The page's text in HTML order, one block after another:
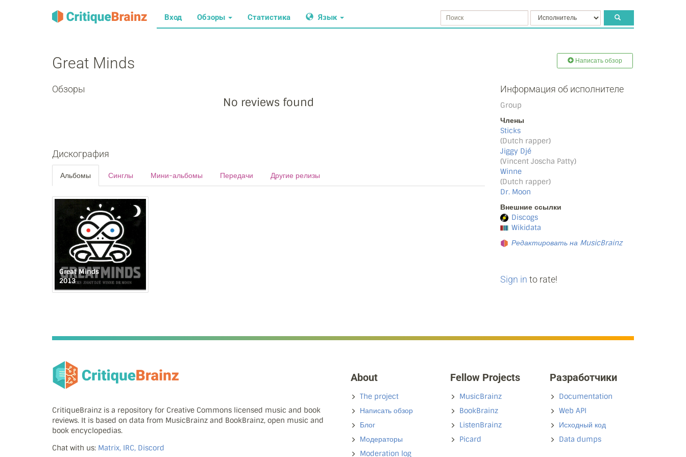
Вход Обзоры Статистика Язык
Great Minds Написать обзор
Обзоры
No reviews found
Дискография
Альбомы Синглы Мини-альбомы Передачи Другие релизы
Great Minds
2013
Информация об исполнителе
Group
Члены
Sticks
(Dutch rapper)
Jiggy Djé
(Vincent Joscha Patty)
Winne
(Dutch rapper)
Dr. Moon
Внешние ссылки
Discogs
Wikidata
Редактировать на MusicBrainz
Sign in to rate!
CritiqueBrainz is a repository for Creative Commons licensed music and book
reviews. It is based on data from MusicBrainz and BookBrainz, open music and
book encyclopedias.
Chat with us: Matrix, IRC, Discord
About
The project
Написать обзор
Блог
Модераторы
Moderation log
Fellow Projects
MusicBrainz
BookBrainz
ListenBrainz
Picard
Разработчики
Documentation
Web API
Исходный код
Data dumps